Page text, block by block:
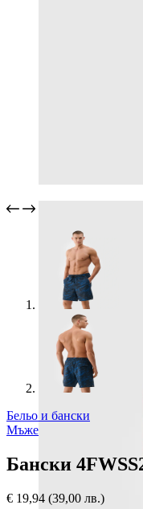
Бельо и бански
Мъже
Бански
€ 19,94 (39,00 лв.)